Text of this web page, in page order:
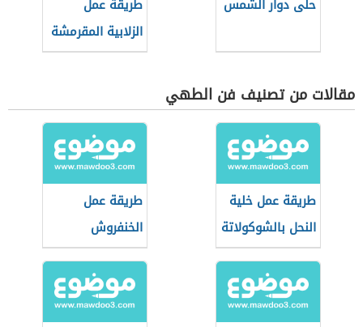
حلى دوار الشمس
طريقة عمل
الزلابية المقرمشة
مقالات من تصنيف فن الطهي
طريقة عمل خلية
النحل بالشوكولاتة
طريقة عمل
الخنفروش